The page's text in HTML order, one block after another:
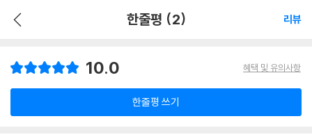
한줄평 (2) 리뷰
10.0 혜택 및 유의사항
한줄평 쓰기